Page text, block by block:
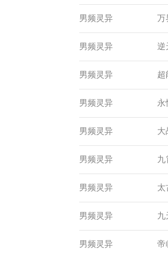
男频灵异 万
男频灵异 逆
男频灵异 超
男频灵异 永
男频灵异 大
男频灵异 九
男频灵异 太
男频灵异 九
男频灵异 帝